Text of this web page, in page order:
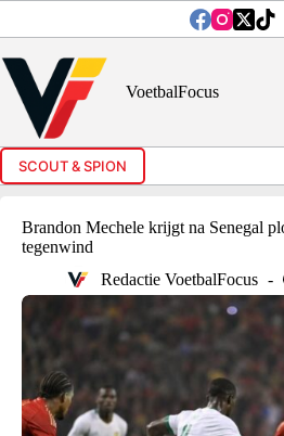
inhoud
VoetbalFocus
SCOUT & SPION
Brandon Mechele krijgt na Senegal
tegenwind
Redactie VoetbalFocus